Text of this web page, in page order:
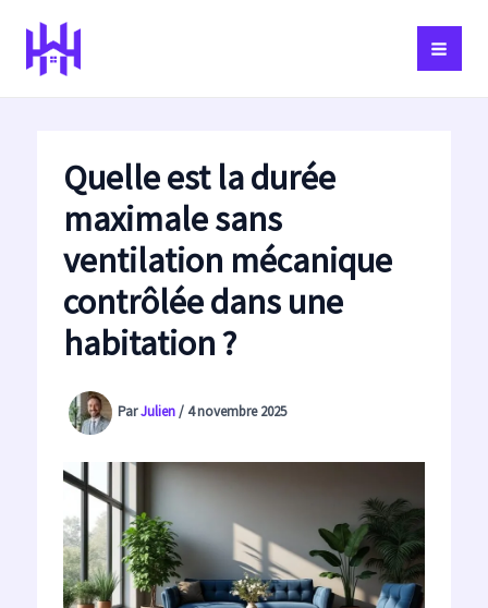
contenu
Quelle est la durée
maximale sans
ventilation mécanique
contrôlée dans une
habitation ?
ParJulien/4 novembre 2025